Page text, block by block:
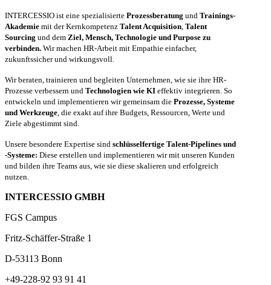
INTERCESSIO ist eine spezialisierte Prozessberatung und Trainings-
Akademie mit der Kernkompetenz Talent Acquisition Talent
Sourcing und dem Ziel, Mensch, Technologie und Purpose zu
verbinden. Wir machen HR-Arbeit mit Empathie einfacher,
zukunftssicher und wirkungsvoll.
Wir beraten, trainieren und begleiten Unternehmen, wie sie ihre HR-
Prozesse verbessern und Technologien wie KI effektiv integrieren. So
entwickeln und implementieren wir gemeinsam die Prozesse, Systeme
und Werkzeuge , die exakt auf ihre Budgets, Ressourcen, Werte und
Ziele abgestimmt sind.
Unsere besondere Expertise sind schlüsselfertige Talent-Pipelines und
-Systeme: Diese erstellen und implementieren wir mit unseren Kunden
und bilden ihre Teams aus, wie sie diese skalieren und erfolgreich
nutzen.
INTERCESSIO GMBH
FGS Campus
Fritz-Schäffer-Straße 1
D-53113 Bonn
+49-228-92 93 91 41